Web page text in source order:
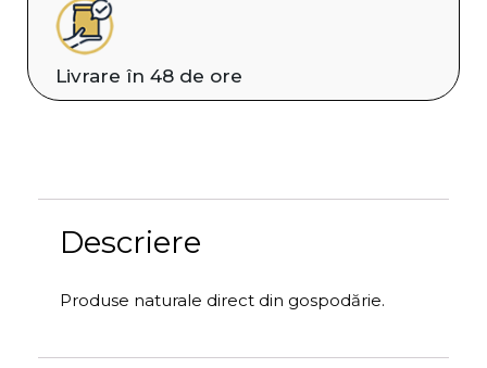
Livrare în 48 de ore
Descriere
Produse naturale direct din gospodărie.